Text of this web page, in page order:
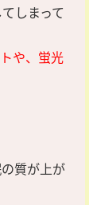
しまって
や、蛍光
質が上が